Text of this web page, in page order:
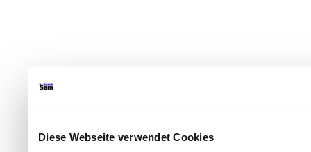
Diese Webseite verwendet Cookies